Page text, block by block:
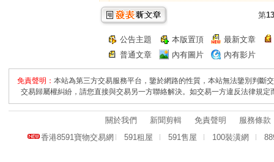
第13
公告主題 本版置頂
最新文章
普通文章
內有圖片 內有影片
免責聲明： 本站為第三方交易服務平台，鑒於網路的性質，本站無法鑒別判斷
交易歸屬權糾紛，請您直接與交易另一方聯絡解決。如交易一方違反法律規
關於我們 新聞剪輯 免責聲明
服務條款
香港8591寶物交易網
591租屋 591售屋 100裝潢網